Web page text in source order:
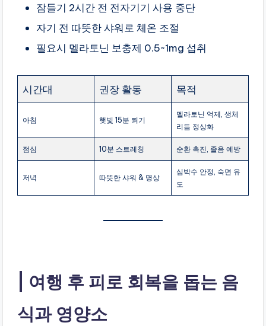
잠들기 2시간 전 전자기기 사용 중단
자기 전 따뜻한 샤워로 체온 조절
필요시 멜라토닌 보충제 0.5~1mg 섭취
시간대 권장 활동 목적
아침 햇빛 15분 쬐기
멜라토닌 억제, 생체
리듬 정상화
점심 10분 스트레칭 순환 촉진, 졸음 예방
저녁 따뜻한 샤워 & 명상
심박수 안정, 숙면 유
도
여행 후 피로 회복을 돕는 음
식과 영양소